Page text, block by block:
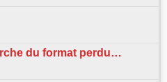
du format perdu…